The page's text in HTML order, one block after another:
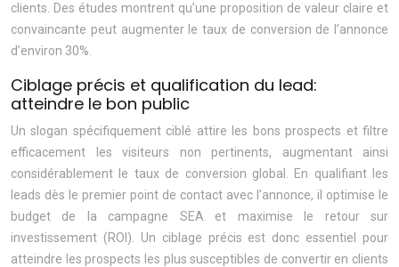
clients. Des études montrent qu’une proposition de valeur claire et
convaincante peut augmenter le taux de conversion de l’annonce
d’environ 30%.
Ciblage précis et qualification du lead:
atteindre le bon public
Un slogan spécifiquement ciblé attire les bons prospects et filtre
efficacement les visiteurs non pertinents, augmentant ainsi
considérablement le taux de conversion global. En qualifiant les
leads dès le premier point de contact avec l’annonce, il optimise le
budget de la campagne SEA et maximise le retour sur
investissement (ROI). Un ciblage précis est donc essentiel pour
atteindre les prospects les plus susceptibles de convertir en clients